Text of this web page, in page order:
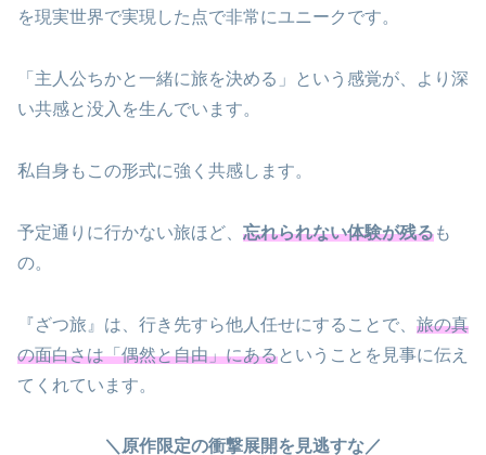
を現実世界で実現した点で非常にユニークです。
「主人公ちかと一緒に旅を決める」という感覚が、より深
い共感と没入を生んでいます。
私自身もこの形式に強く共感します。
予定通りに行かない旅ほど、 忘れられない体験が残るも
の。
『ざつ旅』は、行き先すら他人任せにすることで、 旅の真
の面白さは「偶然と自由」にあるということを見事に伝え
てくれています。
＼原作限定の衝撃展開を見逃すな／